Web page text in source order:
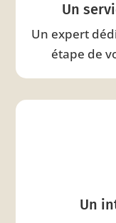
Un
Un expert
étape de
Un